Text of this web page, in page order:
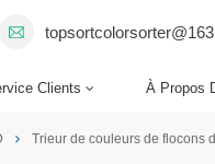
Clients À Propos
Trieur de couleurs de flocons